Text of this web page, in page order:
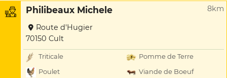
Philibeaux Michele 8km
Route d'Hugier
70150 Cult
Triticale
Pomme de Terre
Poulet
Viande de Boeuf